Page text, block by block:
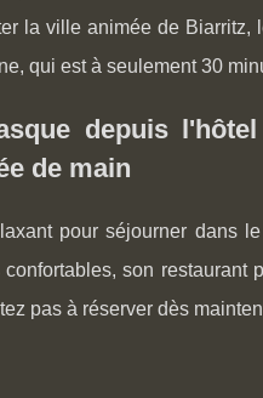
la ville animée de
qui est à seulement 30
depuis
de main
pour séjourner dans
son
pas à réserver dès